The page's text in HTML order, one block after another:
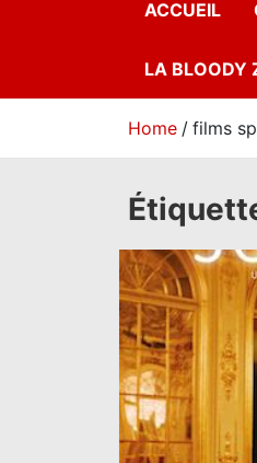
ACCUEIL
LA BLOODY
Home films